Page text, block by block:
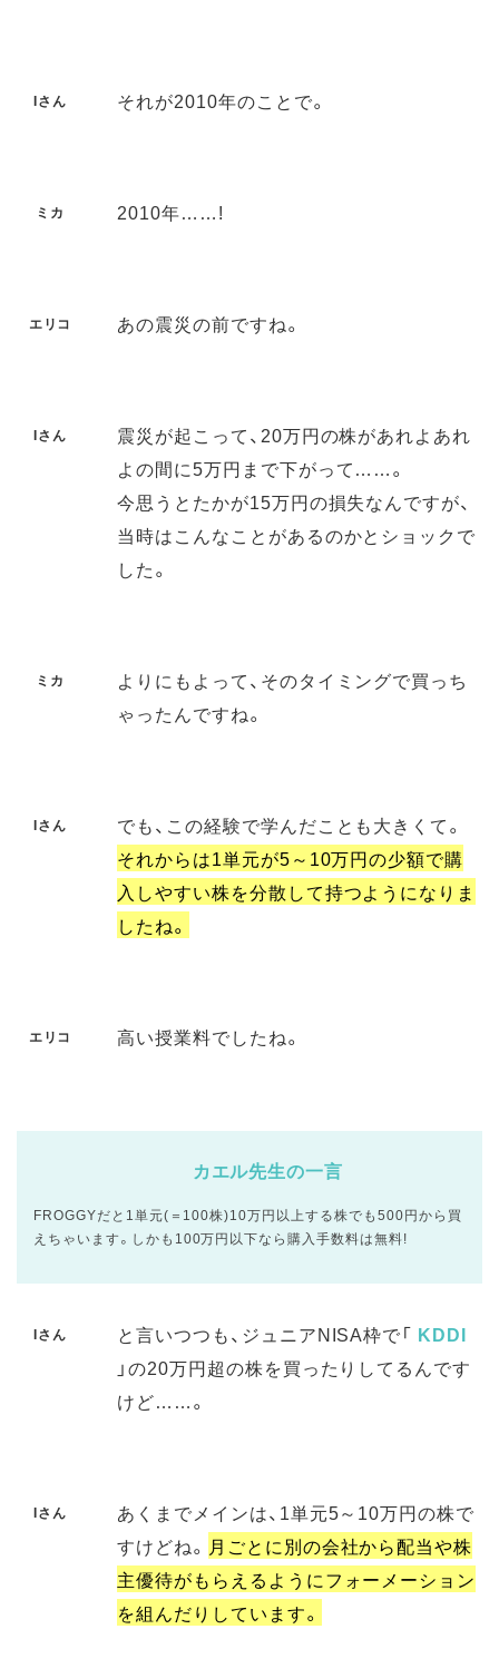
Iさん それが2010年のことで。
ミカ 2010年……!
エリコ あの震災の前ですね。
Iさん
震災が起こって、20万円の株があれよあれ
よの間に5万円まで下がって……。
今思うとたかが15万円の損失なんですが、
当時はこんなことがあるのかとショックで
した。
ミカ
よりにもよって、そのタイミングで買っち
ゃったんですね。
Iさん
でも、この経験で学んだことも大きくて。
それからは1単元が5～10万円の少額で購
入しやすい株を分散して持つようになりま
したね。
エリコ 高い授業料でしたね。
カエル先生の一言
FROGGYだと1単元(＝100株)10万円以上する株でも500円から買
えちゃいます。しかも100万円以下なら購入手数料は無料!
Iさん と言いつつも、ジュニアNISA枠で「 KDDI
」の20万円超の株を買ったりしてるんです
けど……。
Iさん
あくまでメインは、1単元5～10万円の株で
すけどね。 月ごとに別の会社から配当や株
主優待がもらえるようにフォーメーション
を組んだりしています。